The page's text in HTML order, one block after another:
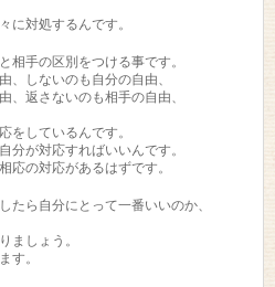
に対処するんです。
相手の区別をつける事です。
、しないのも自分の自由、
、返さないのも相手の自由、
をしているんです。
分が対応すればいいんです。
応の対応があるはずです。
たら自分にとって一番いいのか、
ましょう。
す。